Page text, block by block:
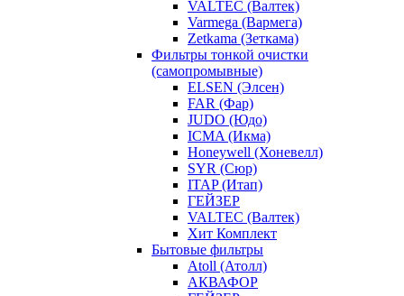
VALTEC (Валтек)
Varmega (Вармега)
Zetkama (Зеткама)
Фильтры тонкой очистки
(самопромывные)
ELSEN (Элсен)
FAR (Фар)
JUDO (Юдо)
ICMA (Икма)
Honeywell (Хоневелл)
SYR (Сюр)
ITAP (Итап)
ГЕЙЗЕР
VALTEC (Валтек)
Хит Комплект
Бытовые фильтры
Atoll (Атолл)
АКВАФОР